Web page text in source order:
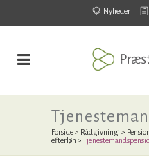
Nyheder
Forside> Rådgivning >
efterløn >